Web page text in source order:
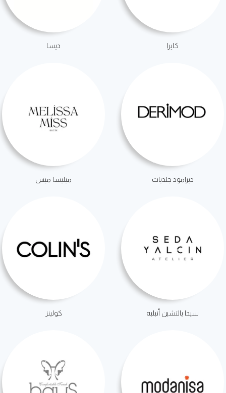
كايرا ديسا
ديرامود جلديات ميليسا ميس
سيدا يالتشين أتيليه كولينز